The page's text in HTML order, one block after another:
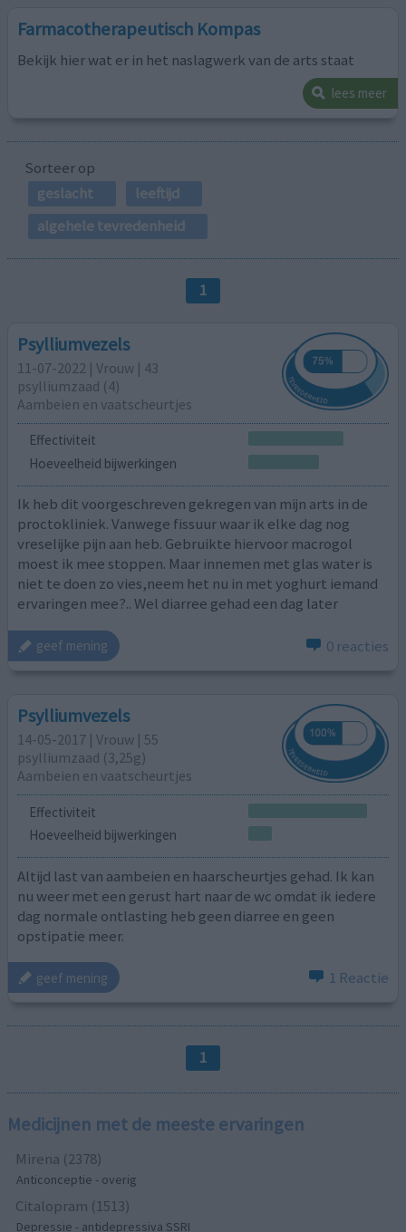
Farmacotherapeutisch Kompas
Bekijk hier wat er in het naslagwerk van de arts staat
lees meer
Sorteer op
geslacht
leeftijd
algehele tevredenheid
1
Psylliumvezels
11-07-2022 | Vrouw | 43
psylliumzaad (4)
Aambeien en vaatscheurtjes
Effectiviteit
Hoeveelheid bijwerkingen
Ik heb dit voorgeschreven gekregen van mijn arts in de
proctokliniek. Vanwege fissuur waar ik elke dag nog
vreselijke pijn aan heb. Gebruikte hiervoor macrogol
moest ik mee stoppen. Maar innemen met glas water is
niet te doen zo vies,neem het nu in met yoghurt iemand
ervaringen mee?.. Wel diarree gehad een dag later
geef mening 0 reacties
Psylliumvezels
14-05-2017 | Vrouw | 55
psylliumzaad (3,25g)
Aambeien en vaatscheurtjes
Effectiviteit
Hoeveelheid bijwerkingen
Altijd last van aambeien en haarscheurtjes gehad. Ik kan
nu weer met een gerust hart naar de wc omdat ik iedere
dag normale ontlasting heb geen diarree en geen
opstipatie meer.
geef mening 1 Reactie
1
Medicijnen met de meeste ervaringen
Mirena (2378)
Anticonceptie - overig
Citalopram (1513)
Depressie - antidepressiva SSRI